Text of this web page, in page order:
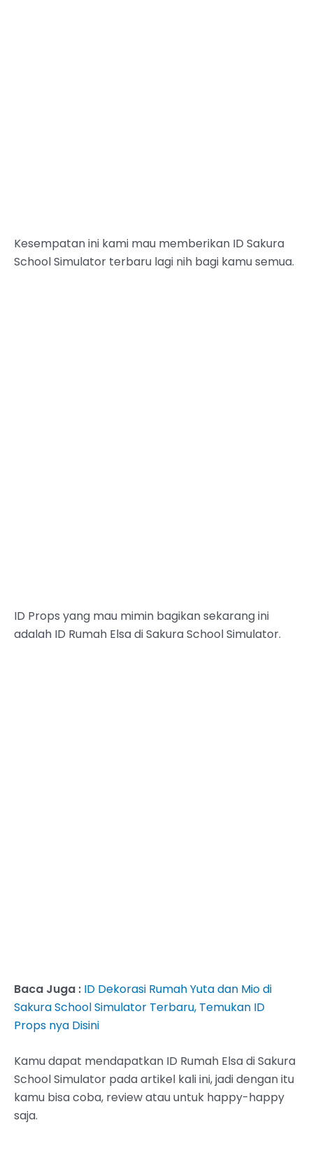
Kesempatan ini kami mau memberikan ID Sakura
School Simulator terbaru lagi nih bagi kamu semua.
ID Props yang mau mimin bagikan sekarang ini
adalah ID Rumah Elsa di Sakura School Simulator.
Baca Juga : ID Dekorasi Rumah Yuta dan Mio di
Sakura School Simulator Terbaru, Temukan ID
Props nya Disini
Kamu dapat mendapatkan ID Rumah Elsa di Sakura
School Simulator pada artikel kali ini, jadi dengan itu
kamu bisa coba, review atau untuk happy-happy
saja.